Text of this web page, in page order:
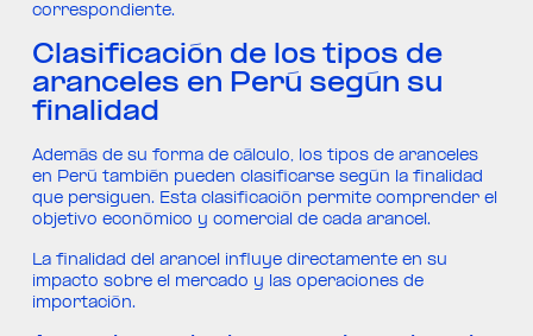
correspondiente.
Clasificación de los tipos de
aranceles en Perú según su
finalidad
Además de su forma de cálculo, los tipos de aranceles
en Perú también pueden clasificarse según la finalidad
que persiguen. Esta clasificación permite comprender el
objetivo económico y comercial de cada arancel.
La finalidad del arancel influye directamente en su
impacto sobre el mercado y las operaciones de
importación.